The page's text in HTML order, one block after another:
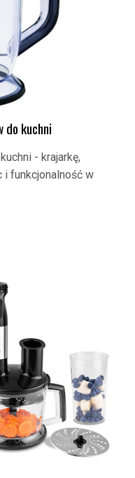
do kuchni
- krajarkę,
i funkcjonalność w